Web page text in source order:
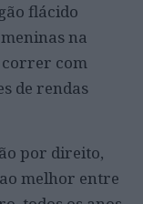
flácido
na
correr com
de rendas
por direito,
melhor entre